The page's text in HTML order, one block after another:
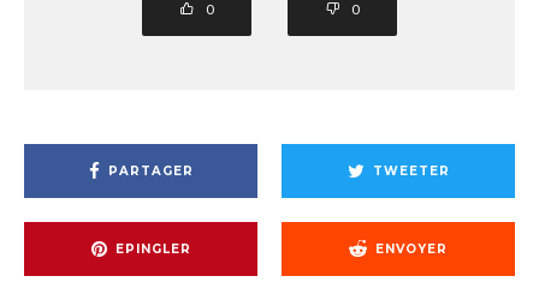
0 0
PARTAGER TWEETER
EPINGLER ENVOYER